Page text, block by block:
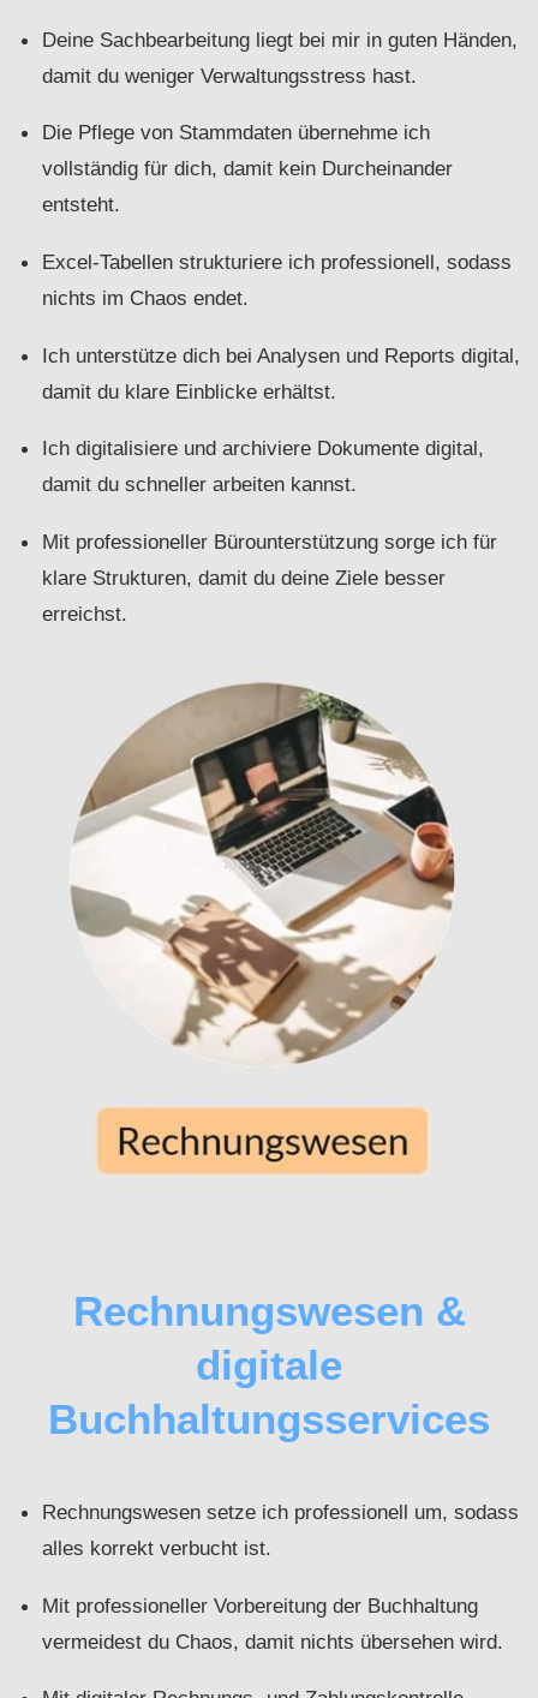
Deine Sachbearbeitung liegt bei mir in guten Händen,
damit du weniger Verwaltungsstress hast.
Die Pflege von Stammdaten übernehme ich
vollständig für dich, damit kein Durcheinander
entsteht.
Excel-Tabellen strukturiere ich professionell, sodass
nichts im Chaos endet.
Ich unterstütze dich bei Analysen und Reports digital,
damit du klare Einblicke erhältst.
Ich digitalisiere und archiviere Dokumente digital,
damit du schneller arbeiten kannst.
Mit professioneller Bürounterstützung sorge ich für
klare Strukturen, damit du deine Ziele besser
erreichst.
Rechnungswesen &
digitale
Buchhaltungsservices
Rechnungswesen setze ich professionell um, sodass
alles korrekt verbucht ist.
Mit professioneller Vorbereitung der Buchhaltung
vermeidest du Chaos, damit nichts übersehen wird.